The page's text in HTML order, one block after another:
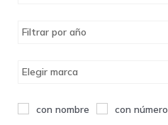
Filtrar por año
Elegir marca
con nombre con número